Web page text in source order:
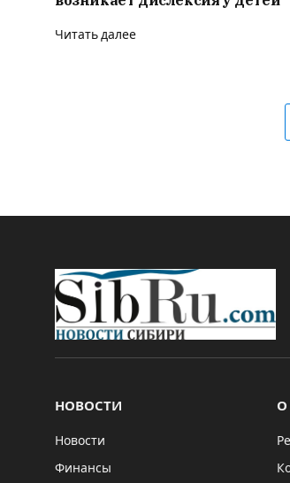
Читать далее
НОВОСТИ
Новости
Финансы
О